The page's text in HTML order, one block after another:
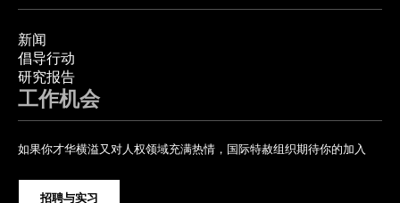
新闻
倡导行动
研究报告
工作机会
如果你才华横溢又对人权领域充满热情，国际特赦组织期待你的加入
招聘与实习